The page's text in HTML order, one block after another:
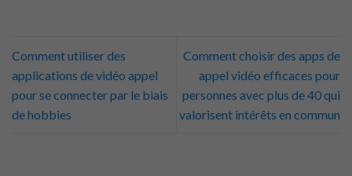
Comment utiliser des
applications de vidéo appel
pour se connecter par le biais
de hobbies
Comment choisir des apps de
appel vidéo efficaces pour
personnes avec plus de 40 qui
valorisent intérêts en commun